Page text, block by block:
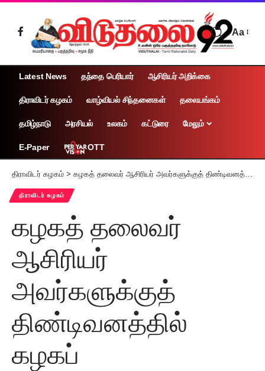
Aa
Latest News தந்தை பெரியார் ஆசிரியர் அறிக்கை
திராவிடர் கழகம் வாழ்வியல் சிந்தனைகள் தலையங்கம்
தமிழ்நாடு அரசியல் உலகம் கட்டுரை மேலும்
E-Paper OTT
திராவிடர் கழகம் > கழகத் தலைவர் ஆசிரியர் அவர்களுக்குத் திண்டிவனத்தில் கழகப் பொறுப்பாளர்கள் உற்சாக வரவேற்பு
திராவிடர் கழகம்
கழகத் தலைவர்
ஆசிரியர்
அவர்களுக்குத்
திண்டிவனத்தில்
கழகப்